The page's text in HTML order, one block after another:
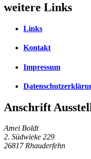
weitere Links
Links
Kontakt
Impressum
Anschrift
Amei Boldt
2. Südwieke 229
26817 Rhauderfehn